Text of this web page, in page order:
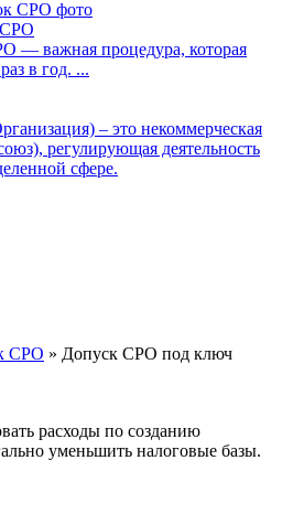
СРО
— важная процедура, которая
в год. ...
– это некоммерческая
регулирующая деятельность
сфере.
СРО » Допуск СРО под ключ
расходы по созданию
уменьшить налоговые базы.